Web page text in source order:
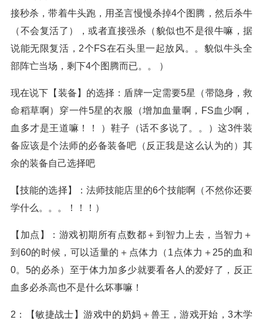
接秒杀，带着牛头跑，用圣言慢慢杀掉4个图腾，然后杀牛
（不会复活了），或者直接强杀（貌似也不是很牛嘛，据
说能无限复活，2个FS在石头里一起放风。。貌似牛头全
部阵亡当场，剩下4个图腾而已。。 ）
现在说下【装备】的选择：盾牌一定需要5星（带隐身，救
命稻草啊）穿一件5星的衣服（增加血量啊，FS血少啊，
血多才是王道嘛！！ ）鞋子（话不多说了。。）这3件装
备应该是个法师的必备装备吧（反正我是这么认为的）其
余的装备自己选择吧
【技能的选择】：法师技能店里的6个技能啊（不然你还要
学什么。。。！！！）
【加点】：游戏初期所有点数都＋到智力上去，当智力＋
到60的时候，可以适量的＋点体力（1点体力＋25的血和
0。5的必杀）至于体力加多少就要看各人的爱好了，反正
血多必杀高也不是什么坏事嘛！
2：【敏捷战士】游戏中的奶妈＋兽王，游戏开始，3木学